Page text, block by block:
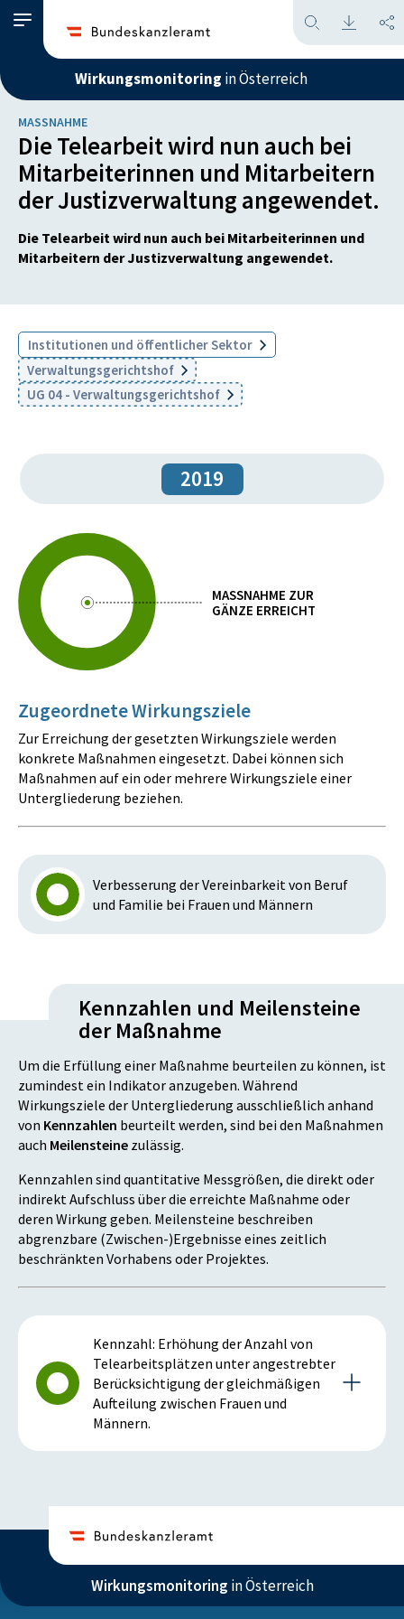
Wirkungsmonitoring in Österreich
MASSNAHME
Die Telearbeit wird nun auch bei
Mitarbeiterinnen und Mitarbeitern
der Justizverwaltung angewendet.
Die Telearbeit wird nun auch bei Mitarbeiterinnen und
Mitarbeitern der Justizverwaltung angewendet.
Institutionen und öffentlicher Sektor
Verwaltungsgerichtshof
UG 04 - Verwaltungsgerichtshof
2019
MASSNAHME ZUR
GÄNZE ERREICHT
Zugeordnete Wirkungsziele
Zur Erreichung der gesetzten Wirkungsziele werden
konkrete Maßnahmen eingesetzt. Dabei können sich
Maßnahmen auf ein oder mehrere Wirkungsziele einer
Untergliederung beziehen.
Verbesserung der Vereinbarkeit von Beruf
und Familie bei Frauen und Männern
Kennzahlen und Meilensteine
der Maßnahme
Um die Erfüllung einer Maßnahme beurteilen zu können, ist
zumindest ein Indikator anzugeben. Während
Wirkungsziele der Untergliederung ausschließlich anhand
von Kennzahlen beurteilt werden, sind bei den Maßnahmen
auch Meilensteine zulässig.
Kennzahlen sind quantitative Messgrößen, die direkt oder
indirekt Aufschluss über die erreichte Maßnahme oder
deren Wirkung geben. Meilensteine beschreiben
abgrenzbare (Zwischen-)Ergebnisse eines zeitlich
beschränkten Vorhabens oder Projektes.
Kennzahl: Erhöhung der Anzahl von
Telearbeitsplätzen unter angestrebter
Berücksichtigung der gleichmäßigen
Aufteilung zwischen Frauen und
Männern.
2019
Anmerkung: positiv bei steigender Kennzahl
Wirkungsmonitoring in Österreich